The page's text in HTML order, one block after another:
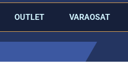
OUTLET VARAOSAT